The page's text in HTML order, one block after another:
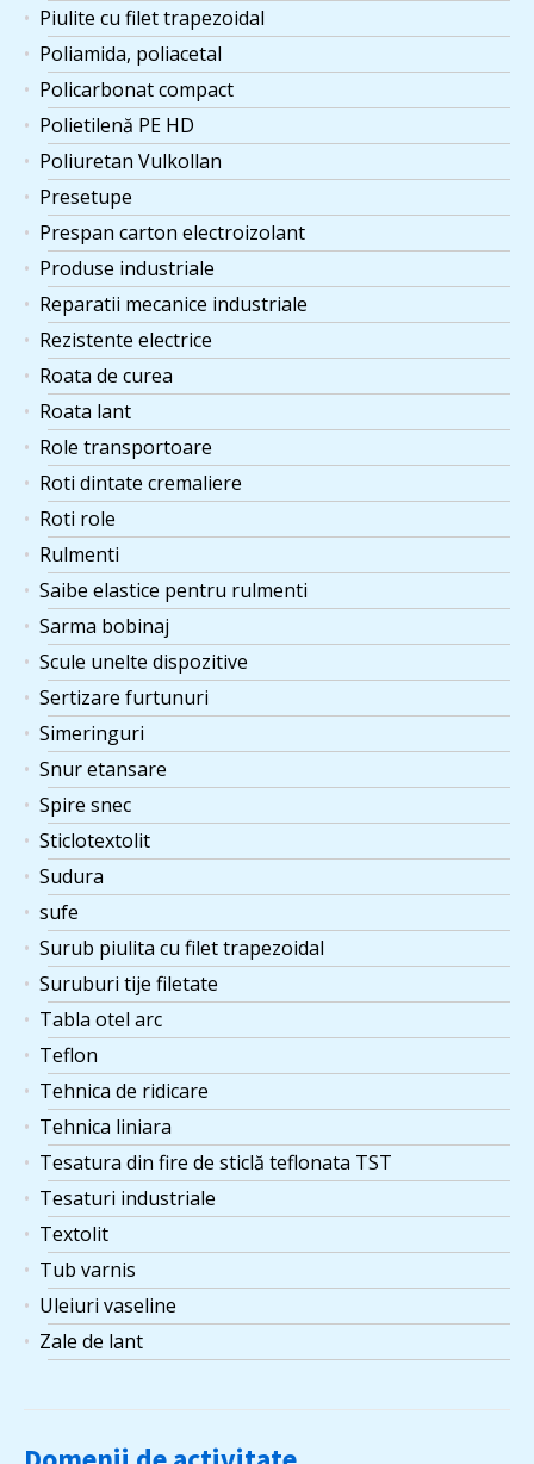
Piulite cu filet trapezoidal
Poliamida, poliacetal
Policarbonat compact
Polietilenă PE HD
Poliuretan Vulkollan
Presetupe
Prespan carton electroizolant
Produse industriale
Reparatii mecanice industriale
Rezistente electrice
Roata de curea
Roata lant
Role transportoare
Roti dintate cremaliere
Roti role
Rulmenti
Saibe elastice pentru rulmenti
Sarma bobinaj
Scule unelte dispozitive
Sertizare furtunuri
Simeringuri
Snur etansare
Spire snec
Sticlotextolit
Sudura
sufe
Surub piulita cu filet trapezoidal
Suruburi tije filetate
Tabla otel arc
Teflon
Tehnica de ridicare
Tehnica liniara
Tesatura din fire de sticlă teflonata TST
Tesaturi industriale
Textolit
Tub varnis
Uleiuri vaseline
Zale de lant